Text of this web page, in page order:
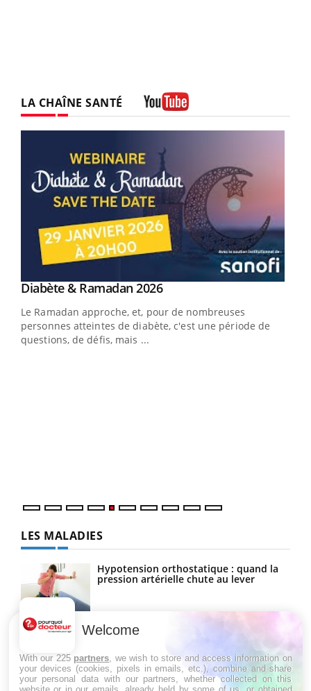
LA CHAÎNE SANTÉ
Youtube
Diabète & Ramadan 2026Youtube
Le Ramadan approche, et, pour de nombreuses
personnes atteintes de diabète, c'est une période de
questions, de défis, mais ...
LES MALADIES
Hypotension orthostatique : quand la
pression artérielle chute au lever
Drépanocytose : une déformation des
Welcome
With our 225 partners , we wish to store and access information on
your devices (cookies, pixels in emails, etc.), combine and share
your personal data with our partners, whether collected on this
website or in our emails, already held by some of us, or obtained